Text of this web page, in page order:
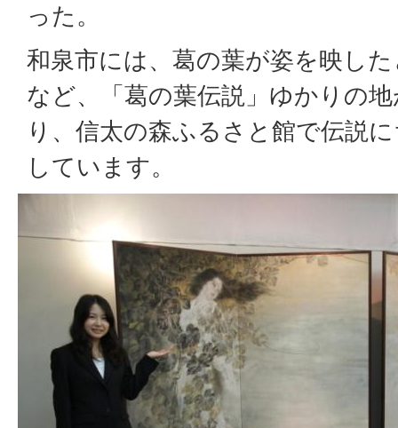
った。
和泉市には、葛の葉が姿を映し
など、「葛の葉伝説」ゆかりの
り、信太の森ふるさと館で伝説
しています。